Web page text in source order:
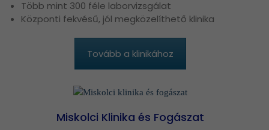
Több mint 300 féle laborvizsgálat
Központi fekvésű, jól megközelíthető klinika
Tovább a klinikához
Miskolci Klinika és Fogászat